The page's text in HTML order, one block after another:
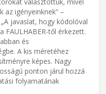
választottuk, mivel
igényeinknek” –
javaslat, hogy kódolóval
től érkezett.
és
A kis méretéhez
képes. Nagy
ponton járul hozzá
folyamatának